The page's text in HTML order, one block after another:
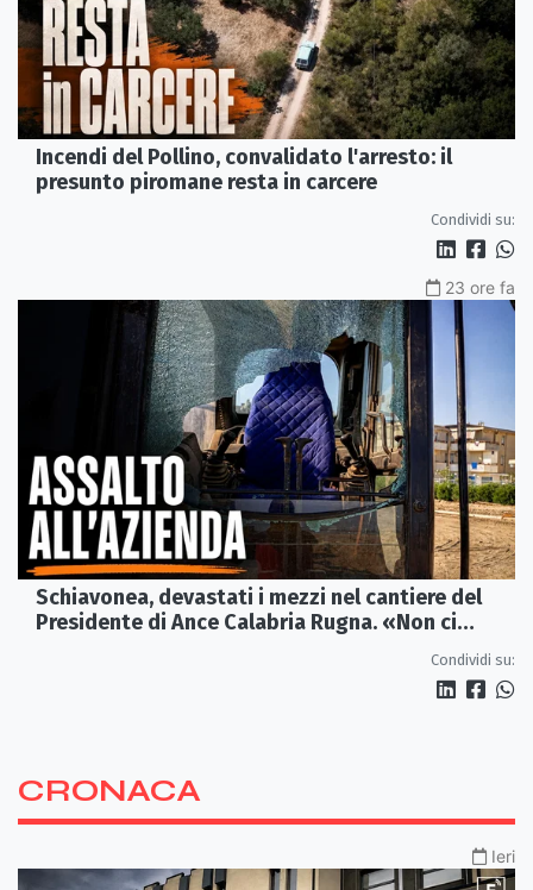
Incendi del Pollino, convalidato l'arresto: il
presunto piromane resta in carcere
Condividi su:
23 ore fa
Schiavonea, devastati i mezzi nel cantiere del
Presidente di Ance Calabria Rugna. «Non ci
Condividi su:
CRONACA
Ieri